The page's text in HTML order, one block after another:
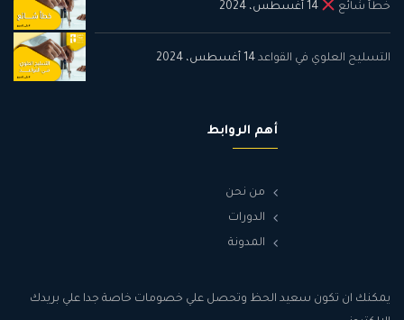
خطأ شائع 14 أغسطس، 2024
التسليح العلوي في القواعد 14 أغسطس، 2024
أهم الروابط
من نحن
الدورات
المدونة
يمكنك ان تكون سعيد الحظ وتحصل علي خصومات خاصة جدا علي بريدك